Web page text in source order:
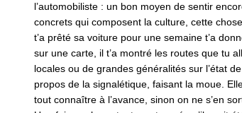
l’automobiliste : un bon moyen de sentir
concrets qui composent la culture, cette
t’a prêté sa voiture pour une semaine t’a
sur une carte, il t’a montré les routes que tu
locales ou de grandes généralités sur l’état
propos de la signalétique, faisant la moue.
tout connaître à l’avance, sinon on ne s’en